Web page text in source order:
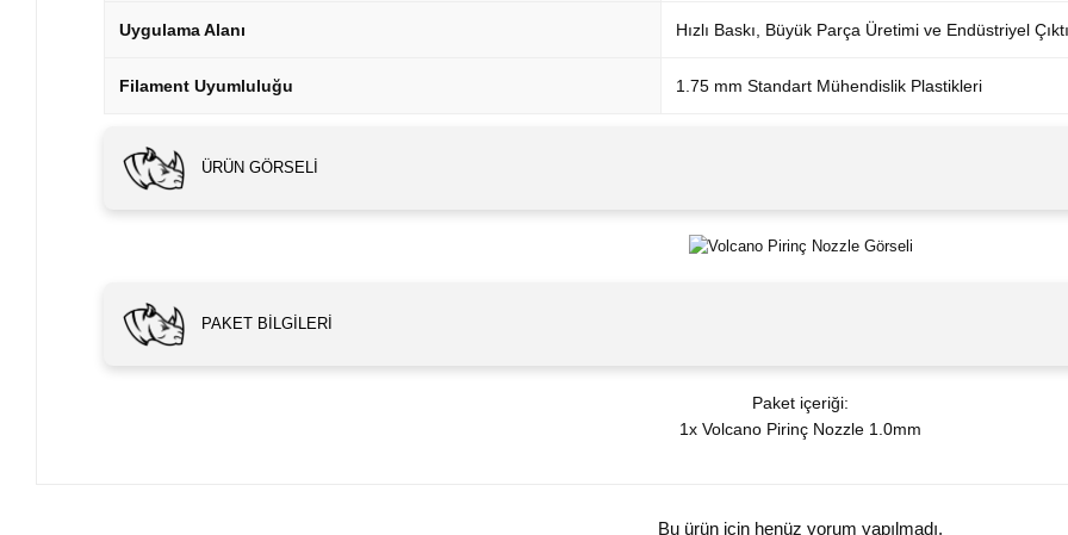
Uygulama Alanı Hızlı Baskı, Büyük Parça Üretimi ve Endüstriyel Çıktı
Filament Uyumluluğu 1.75 mm Standart Mühendislik Plastikleri
ÜRÜN GÖRSELI
PAKET BILGILERI
Paket içeriği:
1x Volcano Pirinç Nozzle 1.0mm
Bu ürün için henüz yorum yapılmadı.